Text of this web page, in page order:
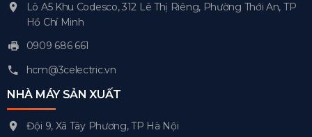
Lô A5 Khu Codesco, 312 Lê Thị Riêng, Phường Thới An, TP
Hồ Chí Minh
0909 686 661
hcm@3celectric.vn
NHÀ MÁY SẢN XUẤT
Đội 9, Xã Tây Phương, TP Hà Nội